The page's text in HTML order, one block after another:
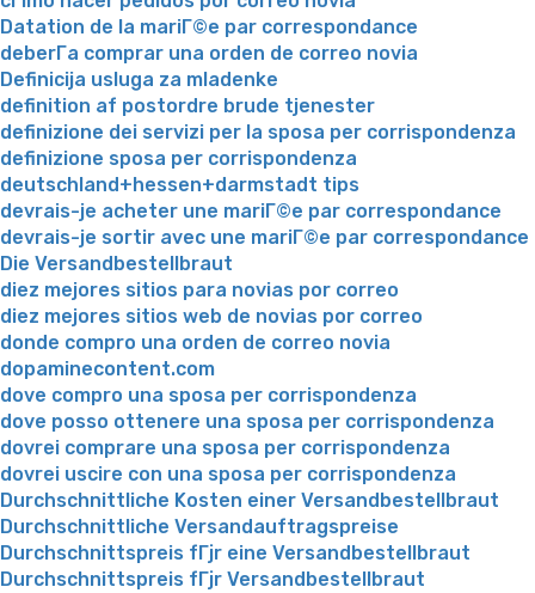
Datation de la mariГ©e par correspondance
deberГ­a comprar una orden de correo novia
Definicija usluga za mladenke
definition af postordre brude tjenester
definizione dei servizi per la sposa per corrispondenza
definizione sposa per corrispondenza
deutschland+hessen+darmstadt tips
devrais-je acheter une mariГ©e par correspondance
devrais-je sortir avec une mariГ©e par correspondance
Die Versandbestellbraut
diez mejores sitios para novias por correo
diez mejores sitios web de novias por correo
donde compro una orden de correo novia
dopaminecontent.com
dove compro una sposa per corrispondenza
dove posso ottenere una sposa per corrispondenza
dovrei comprare una sposa per corrispondenza
dovrei uscire con una sposa per corrispondenza
Durchschnittliche Kosten einer Versandbestellbraut
Durchschnittliche Versandauftragspreise
Durchschnittspreis fГјr eine Versandbestellbraut
Durchschnittspreis fГјr Versandbestellbraut